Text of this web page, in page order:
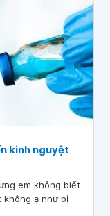
kinh nguyệt
em không biết
không ạ như bị